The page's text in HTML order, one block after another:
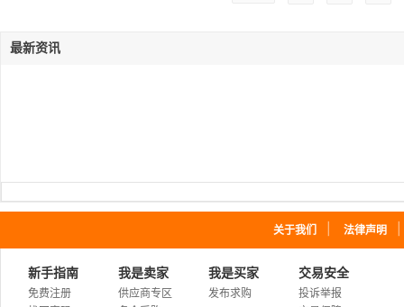
最新资讯
关于我们 法律声明
新手指南
免费注册
我是卖家
供应商专区
我是买家
发布求购
交易安全
投诉举报